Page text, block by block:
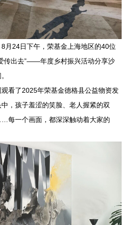
24日下午，荣基金上海地区的40位
传出去”——年度乡村振兴活动分享沙
了2025年荣基金德格县公益物资发
，孩子羞涩的笑脸、老人握紧的双
每一个画面，都深深触动着大家的